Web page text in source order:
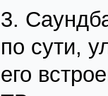
3.
по сути,
его